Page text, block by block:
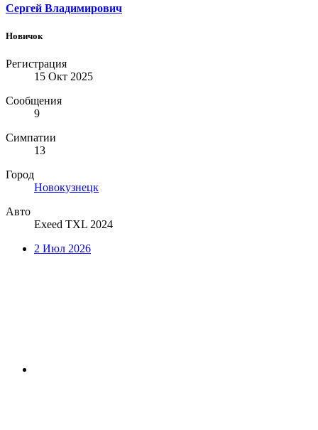
Сергей Владимирович
Новичок
Регистрация
15 Окт 2025
Сообщения
9
Симпатии
13
Город
Новокузнецк
Авто
Exeed TXL 2024
2 Июл 2026